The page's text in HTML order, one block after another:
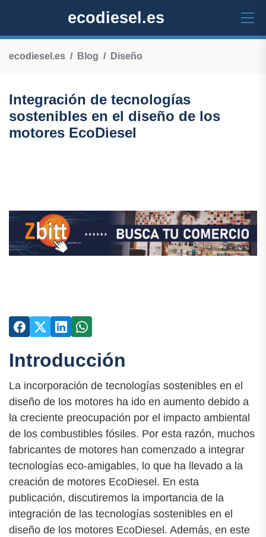
ecodiesel.es
ecodiesel.es Blog Diseño
Integración de tecnologías
sostenibles en el diseño de los
motores EcoDiesel
Introducción
La incorporación de tecnologías sostenibles en el
diseño de los motores ha ido en aumento debido a
la creciente preocupación por el impacto ambiental
de los combustibles fósiles. Por esta razón, muchos
fabricantes de motores han comenzado a integrar
tecnologías eco-amigables, lo que ha llevado a la
creación de motores EcoDiesel. En esta
publicación, discutiremos la importancia de la
integración de las tecnologías sostenibles en el
diseño de los motores EcoDiesel. Además, en este